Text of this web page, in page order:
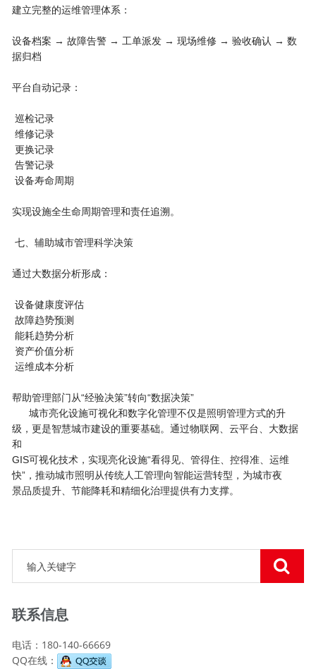
建立完整的运维管理体系：
设备档案 → 故障告警 → 工单派发 → 现场维修 → 验收确认 → 数
据归档
平台自动记录：
巡检记录
维修记录
更换记录
告警记录
设备寿命周期
实现设施全生命周期管理和责任追溯。
七、辅助城市管理科学决策
通过大数据分析形成：
设备健康度评估
故障趋势预测
能耗趋势分析
资产价值分析
运维成本分析
帮助管理部门从“经验决策”转向“数据决策”
城市亮化设施可视化和数字化管理不仅是照明管理方式的升
级，更是智慧城市建设的重要基础。通过物联网、云平台、大数据
和
GIS可视化技术，实现亮化设施“看得见、管得住、控得准、运维
快”，推动城市照明从传统人工管理向智能运营转型，为城市夜
景品质提升、节能降耗和精细化治理提供有力支撑。
联系信息
电话：180-140-66669
QQ在线：